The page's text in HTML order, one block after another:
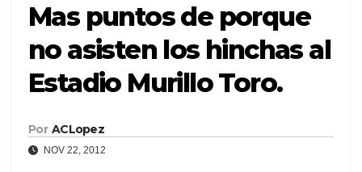
Mas puntos de porque
no asisten los hinchas al
Estadio Murillo Toro.
Por ACLopez
NOV 22, 2012